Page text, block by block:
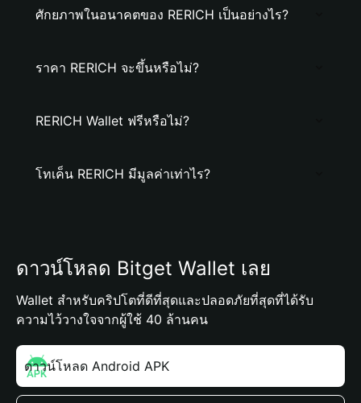
ศักยภาพในอนาคตของ RERICH เป็นอย่างไร?
ราคา RERICH จะขึ้นหรือไม่?
RERICH Wallet ฟรีหรือไม่?
โทเค็น RERICH มีมูลค่าเท่าไร?
ดาวน์โหลด Bitget Wallet เลย
Wallet สำหรับคริปโตที่ดีที่สุดและปลอดภัยที่สุดที่ได้รับ
ความไว้วางใจจากผู้ใช้ 40 ล้านคน
ดาวน์โหลด Android APK